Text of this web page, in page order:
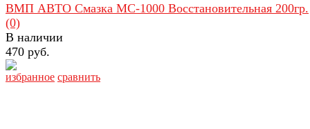
избранное сравнить
ВМП АВТО Смазка МС-1000 Восстановительная 200гр.
(0)
В наличии
470 руб.